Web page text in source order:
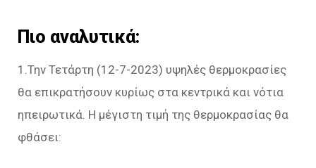
Πιο αναλυτικά:
1.Την Τετάρτη (12-7-2023) υψηλές θερμοκρασίες
θα επικρατήσουν κυρίως στα κεντρικά και νότια
ηπειρωτικά. Η μέγιστη τιμή της θερμοκρασίας θα
φθάσει: